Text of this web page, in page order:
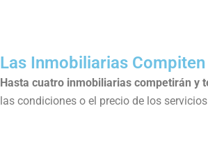
Las Inmobiliarias Compiten
Hasta cuatro inmobiliarias competirán y
las condiciones o el precio de los